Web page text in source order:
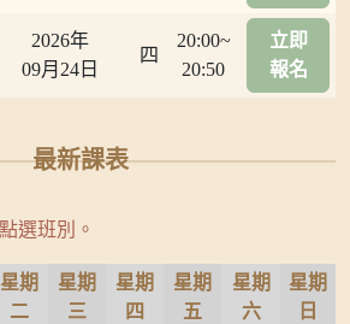
2026年
09月24日
四
20:00~
20:50
立即
報名
最新課表
選班別。
星期
二
星期
三
星期
四
星期
五
星期
六
星期
日